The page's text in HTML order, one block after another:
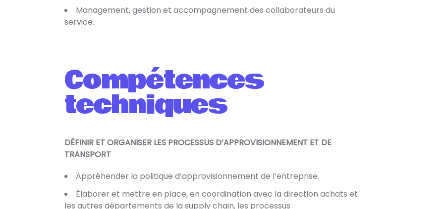
Management, gestion et accompagnement des collaborateurs du
service.
Compétences
techniques
DÉFINIR ET ORGANISER LES PROCESSUS D’APPROVISIONNEMENT ET DE
TRANSPORT
Appréhender la politique d’approvisionnement de l’entreprise.
Élaborer et mettre en place, en coordination avec la direction achats et
les autres départements de la supply chain, les processus